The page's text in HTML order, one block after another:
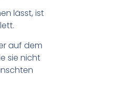
lässt, ist
auf dem
sie nicht